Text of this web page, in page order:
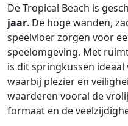
De Tropical Beach is
jaar. De hoge wanden,
speelvloer zorgen voor
speelomgeving. Met
is dit springkussen
waarbij plezier en
waarderen vooral de
formaat en de